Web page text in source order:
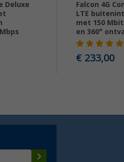
Deluxe
Falcon 4G
LTE
met 150
en 360°
€ 233,00